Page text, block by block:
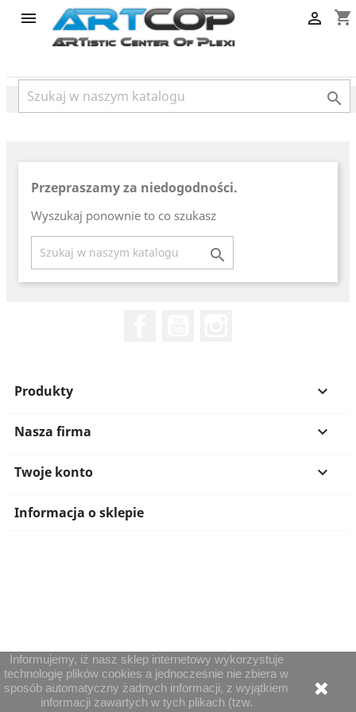
category
 shopping_cart


Przepraszamy za niedogodności.
Wyszukaj ponownie to co szukasz

Produkty 
Nasza firma 
Twoje konto 
Informacja o sklepie
Informujemy, iż nasz sklep internetowy wykorzystuje
technologię plików cookies a jednocześnie nie zbiera w
sposób automatyczny żadnych informacji, z wyjątkiem
informacji zawartych w tych plikach (tzw.